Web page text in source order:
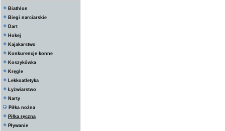
Biathlon
Biegi narciarskie
Dart
Hokej
Kajakarstwo
Konkurencje konne
Koszykówka
Kręgle
Lekkoatletyka
Łyżwiarstwo
Narty
Piłka nożna
Piłka ręczna
Pływanie